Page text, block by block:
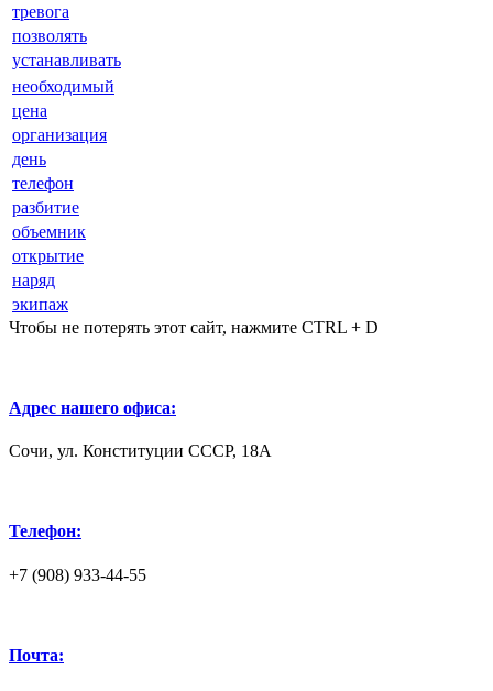
тревога
позволять
устанавливать
необходимый
цена
организация
день
телефон
разбитие
объемник
открытие
наряд
экипаж
Чтобы не потерять этот сайт, нажмите CTRL + D
Адрес нашего офиса:
Сочи, ул. Конституции СССР, 18А
Телефон:
+7 (908) 933-44-55
Почта: